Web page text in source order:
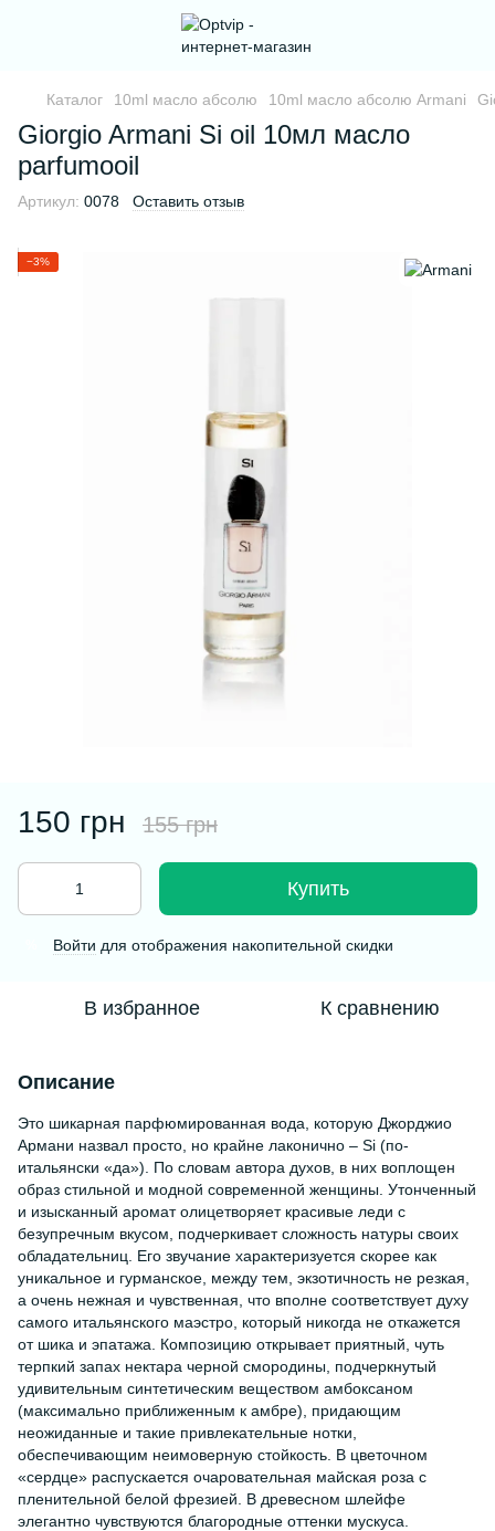
Каталог 10ml масло абсолю 10ml масло абсолю Armani
Giorgio Armani Si oil 10мл масло
parfumooil
Артикул: 0078 Оставить отзыв
−3%
150 грн 155 грн
Купить
Войти для отображения накопительной скидки
В избранное К сравнению
Описание
Это шикарная парфюмированная вода, которую Джорджио
Армани назвал просто, но крайне лаконично – Si (по-
итальянски «да»). По словам автора духов, в них воплощен
образ стильной и модной современной женщины. Утонченный
и изысканный аромат олицетворяет красивые леди с
безупречным вкусом, подчеркивает сложность натуры своих
обладательниц. Его звучание характеризуется скорее как
уникальное и гурманское, между тем, экзотичность не резкая,
а очень нежная и чувственная, что вполне соответствует духу
самого итальянского маэстро, который никогда не откажется
от шика и эпатажа. Композицию открывает приятный, чуть
терпкий запах нектара черной смородины, подчеркнутый
удивительным синтетическим веществом амбоксаном
(максимально приближенным к амбре), придающим
неожиданные и такие привлекательные нотки,
обеспечивающим неимоверную стойкость. В цветочном
«сердце» распускается очаровательная майская роза с
пленительной белой фрезией. В древесном шлейфе
элегантно чувствуются благородные оттенки мускуса.